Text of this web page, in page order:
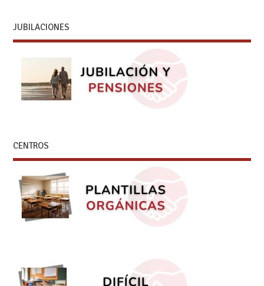
JUBILACIONES
CENTROS